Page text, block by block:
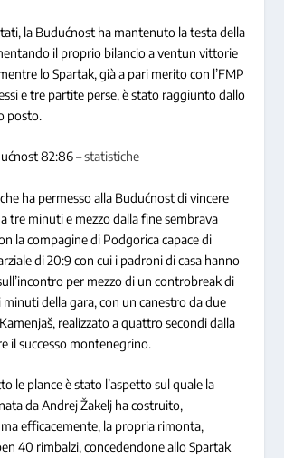
la Budućnost ha mantenuto la testa della
il proprio bilancio a ventun vittorie
lo Spartak, già a pari merito con l’FMP
e tre partite perse, è stato raggiunto dallo
posto.
82:86 –statistiche
ha permesso alla Budućnost di vincere
tre minuti e mezzo dalla fine sembrava
la compagine di Podgorica capace di
di 20:9 con cui i padroni di casa hanno
per mezzo di un controbreak di
minuti della gara, con un canestro da due
realizzato a quattro secondi dalla
il successo montenegrino.
le plance è stato l’aspetto sul quale la
da Andrej Žakelj ha costruito,
efficacemente, la propria rimonta,
40 rimbalzi, concedendone allo Spartak